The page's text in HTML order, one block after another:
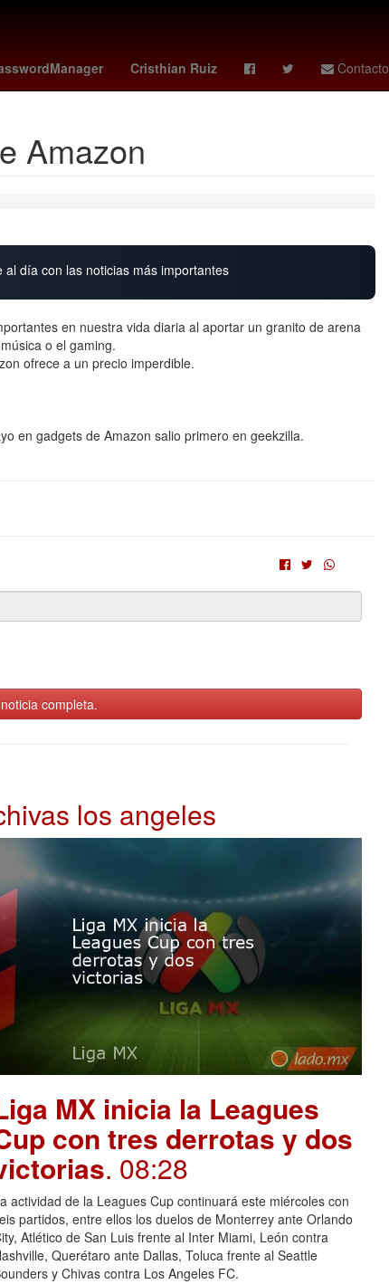
Cristhian Ruiz Contacto
Scotiabank
Amazon
día con las noticias más importantes
en nuestra vida diaria al aportar un granito de arena
o el gaming.
ofrece a un precio imperdible.
en gadgets de Amazon salio primero en geekzilla.
completa.
los angeles
MX inicia la Leagues
con tres derrotas y dos
. 08:28
actividad de la Leagues Cup continuará este miércoles con
partidos, entre ellos los duelos de Monterrey ante Orlando
Atlético de San Luis frente al Inter Miami, León contra
Querétaro ante Dallas, Toluca frente al Seattle
y Chivas contra Los Angeles FC.